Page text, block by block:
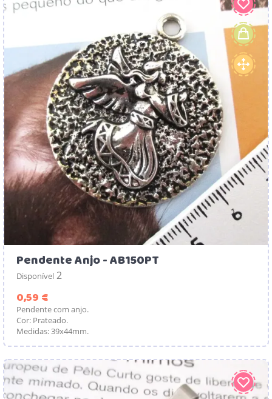
Pendente Anjo - AB150PT
Disponível 2
0,59 €
Pendente com anjo.
Cor: Prateado.
Medidas: 39x44mm.